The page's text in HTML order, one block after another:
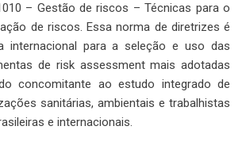
– Gestão de riscos – Técnicas para o
de riscos. Essa norma de diretrizes é
internacional para a seleção e uso das
de risk assessment mais adotadas
concomitante ao estudo integrado de
sanitárias, ambientais e trabalhistas
e internacionais.